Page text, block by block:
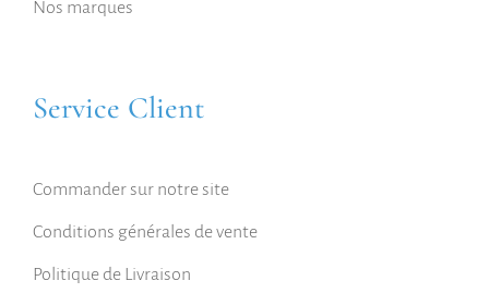
Nos marques
Service Client
Commander sur notre site
Conditions générales de vente
Politique de Livraison